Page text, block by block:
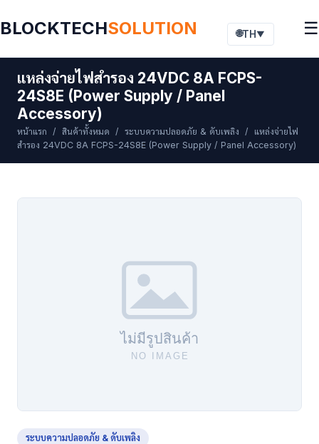
BLOCKTECHSOLUTION 🌐TH ▼ ☰
แหล่งจ่ายไฟสำรอง 24VDC 8A FCPS-
24S8E (Power Supply / Panel
Accessory)
หน้าแรก / สินค้าทั้งหมด / ระบบความปลอดภัย & ดับเพลิง / แหล่งจ่ายไฟ
สำรอง 24VDC 8A FCPS-24S8E (Power Supply / Panel Accessory)
ระบบความปลอดภัย & ดับเพลิง